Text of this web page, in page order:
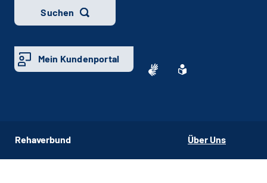
Suchen
Mein Kundenportal
Rehaverbund Über Uns